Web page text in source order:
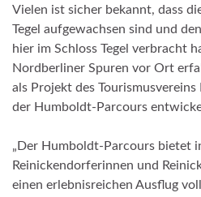
Vielen ist sicher bekannt, dass
Tegel aufgewachsen sind und
hier im Schloss Tegel verbracht
Nordberliner Spuren vor Ort
als Projekt des
der Humboldt-Parcours
„Der Humboldt-Parcours bietet
Reinickendorferinnen und
einen erlebnisreichen Ausflug